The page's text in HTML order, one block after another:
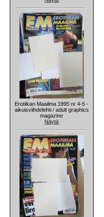
Erotiikan Maailma 1995 nr 4-5 -
aikuisviihdelehti / adult graphics
magazine
Näytä